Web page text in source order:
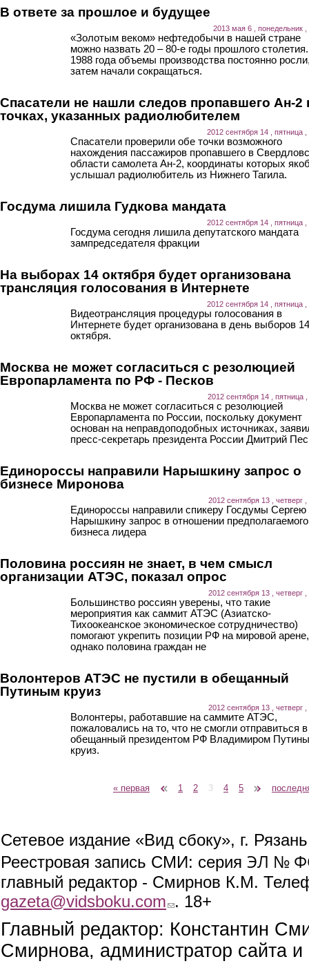
В ответе за прошлое и будущее
2013 мая 6 , понедельник ,
«Золотым веком» нефтедобычи в нашей стране
можно назвать 20 – 80-е годы прошлого
1988 года объемы производства постоянно
затем начали сокращаться.
Спасатели не нашли следов пропавшего Ан-2
точках, указанных радиолюбителем
2012 сентября 14 , пятница ,
Спасатели проверили обе точки возможного
нахождения пассажиров пропавшего в
области самолета Ан-2, координаты которых
услышал радиолюбитель из Нижнего Тагила.
Госдума лишила Гудкова мандата
2012 сентября 14 , пятница ,
Госдума сегодня лишила депутатского мандата
зампредседателя фракции
На выборах 14 октября будет организована
трансляция голосования в Интернете
2012 сентября 14 , пятница ,
Видеотрансляция процедуры голосования в
Интернете будет организована в день выборов 14
октября.
Москва не может согласиться с резолюцией
Европарламента по РФ - Песков
2012 сентября 14 , пятница ,
Москва не может согласиться с резолюцией
Европарламента по России, поскольку документ
основан на неправдоподобных источниках,
пресс-секретарь президента России Дмитрий
Единороссы направили Нарышкину запрос о
бизнесе Миронова
2012 сентября 13 , четверг ,
Единороссы направили спикеру Госдумы Сергею
Нарышкину запрос в отношении предполагаемого
бизнеса лидера
Половина россиян не знает, в чем смысл
организации АТЭС, показал опрос
2012 сентября 13 , четверг ,
Большинство россиян уверены, что такие
мероприятия как саммит АТЭС (Азиатско-
Тихоокеанское экономическое сотрудничество)
помогают укрепить позиции РФ на мировой арене,
однако половина граждан не
Волонтеров АТЭС не пустили в обещанный
Путиным круиз
2012 сентября 13 , четверг ,
Волонтеры, работавшие на саммите АТЭС,
пожаловались на то, что не смогли отправиться в
обещанный президентом РФ Владимиром
круиз.
« первая 1 2 3 4 5
Сетевое издание «Вид сбоку», г.
Реестровая запись СМИ: серия ЭЛ №
главный редактор - Смирнов К.М.
gazeta@vidsboku.com (link sends e-mail)
. 18+
Главный редактор: Константин
Смирнова, администратор сайта